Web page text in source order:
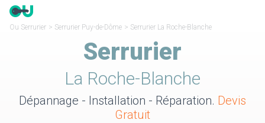
Ou Serrurier > Serrurier Puy-de-Dôme > Serrurier La Roche-Blanche
Serrurier
La Roche-Blanche
Dépannage - Installation - Réparation. Devis
Gratuit